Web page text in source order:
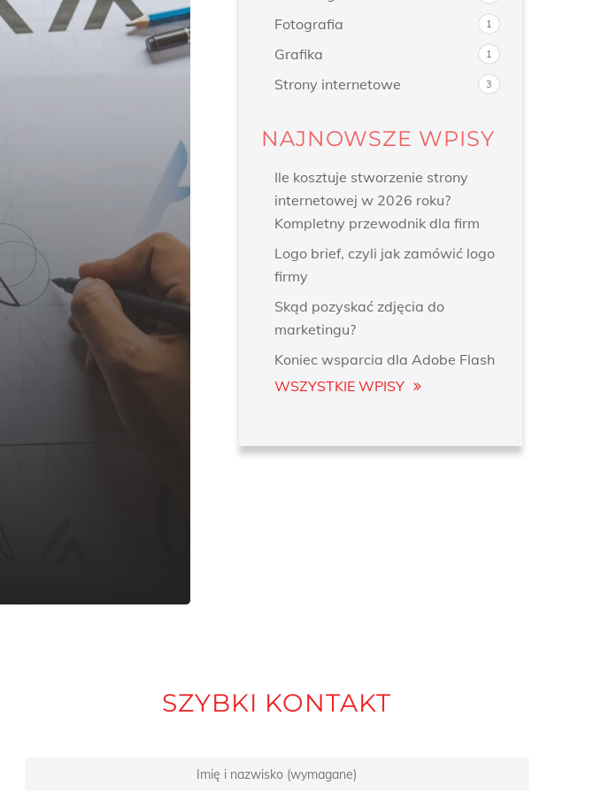
Fotografia 1
Grafika 1
Strony internetowe 3
NAJNOWSZE WPISY
Ile kosztuje stworzenie strony
internetowej w 2026 roku?
Kompletny przewodnik dla firm
Logo brief, czyli jak zamówić logo
firmy
Skąd pozyskać zdjęcia do
marketingu?
Koniec wsparcia dla Adobe Flash
WSZYSTKIE WPISY
SZYBKI KONTAKT